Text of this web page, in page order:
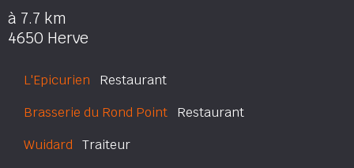
à 7.7 km
4650 Herve
L'Epicurien Restaurant
Brasserie du Rond Point Restaurant
Wuidard Traiteur